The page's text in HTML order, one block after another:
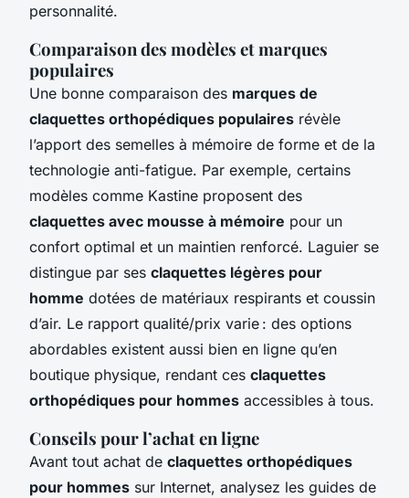
personnalité.
Comparaison des modèles et marques
populaires
Une bonne comparaison des marques de
claquettes orthopédiques populaires révèle
l’apport des semelles à mémoire de forme et de la
technologie anti-fatigue. Par exemple, certains
modèles comme Kastine proposent des
claquettes avec mousse à mémoire pour un
confort optimal et un maintien renforcé. Laguier se
distingue par ses claquettes légères pour
homme dotées de matériaux respirants et coussin
d’air. Le rapport qualité/prix varie : des options
abordables existent aussi bien en ligne qu’en
boutique physique, rendant ces claquettes
orthopédiques pour hommes accessibles à tous.
Conseils pour l’achat en ligne
Avant tout achat de claquettes orthopédiques
pour hommes sur Internet, analysez les guides de